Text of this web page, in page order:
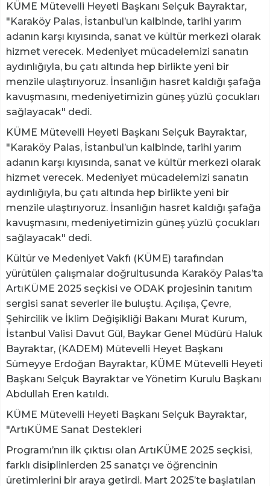
KÜME Mütevelli Heyeti Başkanı Selçuk Bayraktar,
"Karaköy Palas, İstanbul’un kalbinde, tarihi yarım
adanın karşı kıyısında, sanat ve kültür merkezi olarak
hizmet verecek. Medeniyet mücadelemizi sanatın
aydınlığıyla, bu çatı altında hep birlikte yeni bir
menzile ulaştırıyoruz. İnsanlığın hasret kaldığı şafağa
kavuşmasını, medeniyetimizin güneş yüzlü çocukları
sağlayacak" dedi.
KÜME Mütevelli Heyeti Başkanı Selçuk Bayraktar,
"Karaköy Palas, İstanbul’un kalbinde, tarihi yarım
adanın karşı kıyısında, sanat ve kültür merkezi olarak
hizmet verecek. Medeniyet mücadelemizi sanatın
aydınlığıyla, bu çatı altında hep birlikte yeni bir
menzile ulaştırıyoruz. İnsanlığın hasret kaldığı şafağa
kavuşmasını, medeniyetimizin güneş yüzlü çocukları
sağlayacak" dedi.
Kültür ve Medeniyet Vakfı (KÜME) tarafından
yürütülen çalışmalar doğrultusunda Karaköy Palas’ta
ArtıKÜME 2025 seçkisi ve ODAK projesinin tanıtım
sergisi sanat severler ile buluştu. Açılışa, Çevre,
Şehircilik ve İklim Değişikliği Bakanı Murat Kurum,
İstanbul Valisi Davut Gül, Baykar Genel Müdürü Haluk
Bayraktar, (KADEM) Mütevelli Heyet Başkanı
Sümeyye Erdoğan Bayraktar, KÜME Mütevelli Heyeti
Başkanı Selçuk Bayraktar ve Yönetim Kurulu Başkanı
Abdullah Eren katıldı.
KÜME Mütevelli Heyeti Başkanı Selçuk Bayraktar,
"ArtıKÜME Sanat Destekleri
Programı’nın ilk çıktısı olan ArtıKÜME 2025 seçkisi,
farklı disiplinlerden 25 sanatçı ve öğrencinin
üretimlerini bir araya getirdi. Mart 2025’te başlatılan